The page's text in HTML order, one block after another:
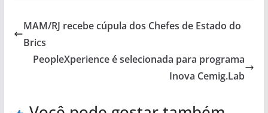
MAM/RJ recebe cúpula dos Chefes de Estado do
Brics
PeopleXperience é selecionada para programa
Inova Cemig.Lab